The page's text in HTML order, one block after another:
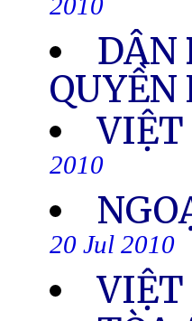
2010
DÂN
2010
20 Jul 2010